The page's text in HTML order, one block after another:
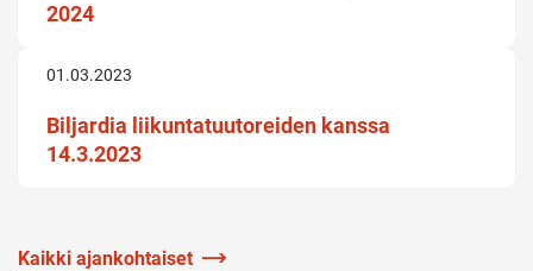
2024
01.03.2023
Biljardia liikuntatuutoreiden kanssa
14.3.2023
Kaikki ajankohtaiset